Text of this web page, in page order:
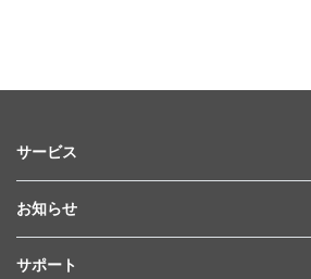
サービス
お知らせ
サポート